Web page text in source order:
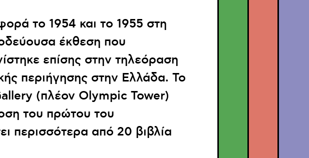
το 1954 και το 1955 στη
έκθεση που
επίσης στην τηλεόραση
περιήγησης στην Ελλάδα. Το
(πλέον Olympic Tower)
του πρώτου του
περισσότερα από 20 βιβλία